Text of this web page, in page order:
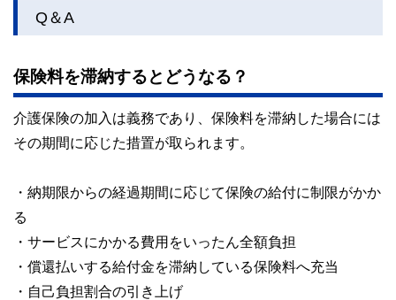
Q＆A
保険料を滞納するとどうなる？
介護保険の加入は義務であり、保険料を滞納した場合には
その期間に応じた措置が取られます。
・納期限からの経過期間に応じて保険の給付に制限がかか
る
・サービスにかかる費用をいったん全額負担
・償還払いする給付金を滞納している保険料へ充当
・自己負担割合の引き上げ